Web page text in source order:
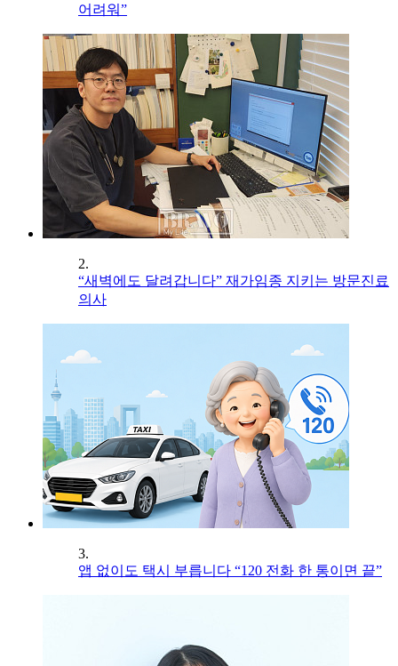
어려워”
2.
“새벽에도 달려갑니다” 재가임종 지키는 방문진료
의사
3.
앱 없이도 택시 부릅니다 “120 전화 한 통이면 끝”